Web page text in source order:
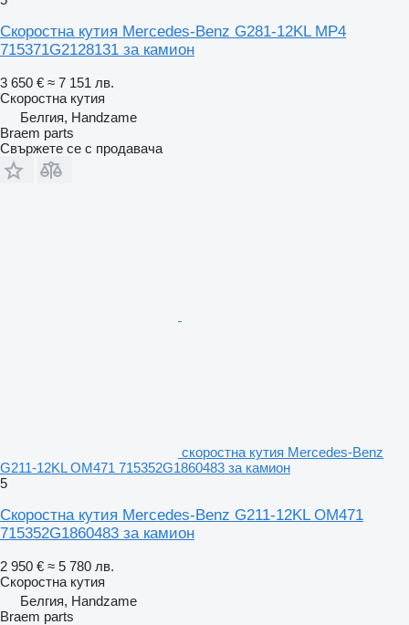
Скоростна кутия Mercedes-Benz G281-12KL MP4
715371G2128131 за камион
3 650 € ≈ 7 151 лв.
Скоростна кутия
Белгия, Handzame
Braem parts
Свържете се с продавача
скоростна кутия Mercedes-Benz
G211-12KL OM471 715352G1860483 за камион
5
Скоростна кутия Mercedes-Benz G211-12KL OM471
715352G1860483 за камион
2 950 € ≈ 5 780 лв.
Скоростна кутия
Белгия, Handzame
Braem parts